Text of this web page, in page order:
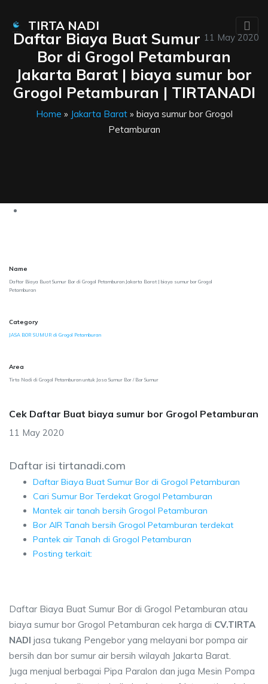
TIRTA NADI
11 May 2020
Daftar Biaya Buat Sumur
Bor di Grogol Petamburan
Jakarta Barat | biaya sumur bor
Grogol Petamburan | TIRTANADI
Home » Jakarta Barat» biaya sumur bor Grogol
Petamburan
Name
Daftar Biaya Buat Sumur Bor di Grogol Petamburan Jakarta Barat | biaya sumur bor Grogol
Petamburan
Category
JASA BOR SUMUR di Grogol Petamburan
Area
Tirta Nadi di Grogol Petamburan untuk Jasa Sumur Bor / Bor Sumur
Cek Daftar Buat biaya sumur bor Grogol Petamburan
11 May 2020
Daftar isi tirtanadi.com
Daftar Biaya Buat Sumur Bor di Grogol Petamburan
Cari Sumur Bor Terdekat Grogol Petamburan
Mantek air tanah bersih Grogol Petamburan
Bor AIR Tanah bersih Grogol Petamburan terdekat
Pantek air Tanah di Grogol Petamburan
Posting terkait:
Daftar Biaya Buat Sumur Bor di Grogol Petamburan atau
biaya sumur bor Grogol Petamburan cek harga di CV.TIRTA
NADI jasa tukang Pengebor yang melayani bor pompa air
bersih dan bor sumur air bersih wilayah Jakarta Barat.
Juga menjual berbagai Pipa Paralon dan juga Mesin Pompa